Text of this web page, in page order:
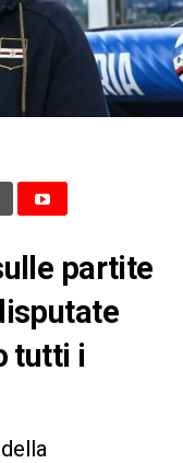
partite
tutti i